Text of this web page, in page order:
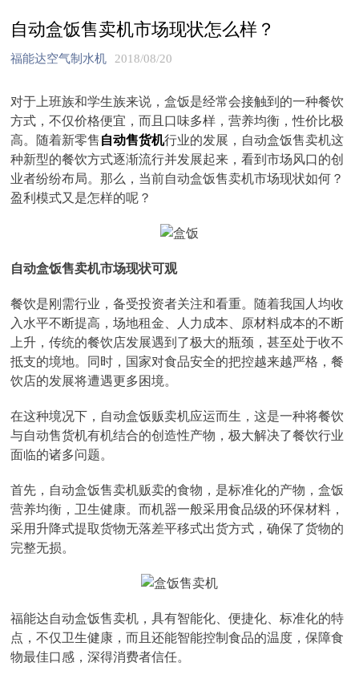
自动盒饭售卖机市场现状怎么样？
福能达空气制水机 2018/08/20
对于上班族和学生族来说，盒饭是经常会接触到的一种餐饮
方式，不仅价格便宜，而且口味多样，营养均衡，性价比极
高。随着新零售 自动售货机行业的发展，自动盒饭售卖机这
种新型的餐饮方式逐渐流行并发展起来，看到市场风口的创
业者纷纷布局。那么，当前自动盒饭售卖机市场现状如何？
盈利模式又是怎样的呢？
自动盒饭售卖机市场现状可观
餐饮是刚需行业，备受投资者关注和看重。随着我国人均收
入水平不断提高，场地租金、人力成本、原材料成本的不断
上升，传统的餐饮店发展遇到了极大的瓶颈，甚至处于收不
抵支的境地。同时，国家对食品安全的把控越来越严格，餐
饮店的发展将遭遇更多困境。
在这种境况下，自动盒饭贩卖机应运而生，这是一种将餐饮
与自动售货机有机结合的创造性产物，极大解决了餐饮行业
面临的诸多问题。
首先，自动盒饭售卖机贩卖的食物，是标准化的产物，盒饭
营养均衡，卫生健康。而机器一般采用食品级的环保材料，
采用升降式提取货物无落差平移式出货方式，确保了货物的
完整无损。
福能达自动盒饭售卖机，具有智能化、便捷化、标准化的特
点，不仅卫生健康，而且还能智能控制食品的温度，保障食
物最佳口感，深得消费者信任。